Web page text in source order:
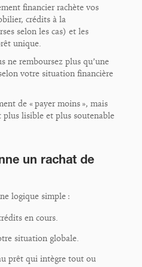
financier rachète vos
crédits à la
selon les cas) et les
unique.
ne remboursez plus qu’une
votre situation financière
de « payer moins », mais
lisible et plus soutenable
un rachat de
logique simple :
en cours.
situation globale.
prêt qui intègre tout ou